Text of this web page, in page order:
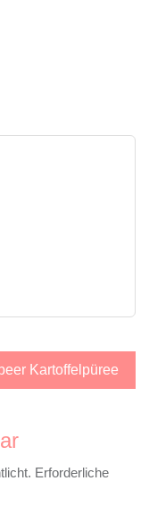
Kartoffelpüree
Erforderliche